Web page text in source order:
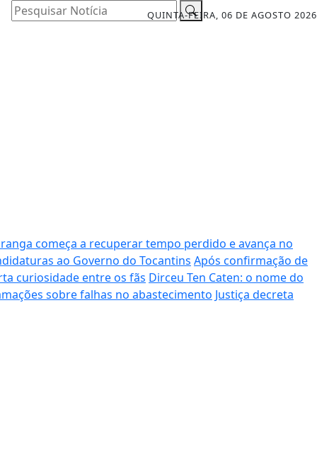
QUINTA-FEIRA, 06 DE AGOSTO 2026
Pesquisar Notícia
começa a recuperar tempo perdido e avança no
ao Governo do Tocantins Após confirmação de
curiosidade entre os fãs Dirceu Ten Caten: o nome do
sobre falhas no abastecimento Justiça decreta